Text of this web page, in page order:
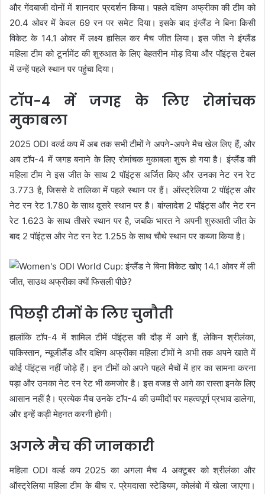
और गेंदबाजी दोनों में शानदार प्रदर्शन किया। पहले दक्षिण अफ्रीका की टीम को
20.4 ओवर में केवल 69 रन पर समेट दिया। इसके बाद इंग्लैंड ने बिना किसी
विकेट के 14.1 ओवर में लक्ष्य हासिल कर मैच जीत लिया। इस जीत ने इंग्लैंड
महिला टीम को टूर्नामेंट की शुरुआत के लिए बेहतरीन मोड़ दिया और पॉइंट्स टेबल
में उन्हें पहले स्थान पर पहुंचा दिया।
टॉप-4 में जगह के लिए रोमांचक
मुकाबला
2025 ODI वर्ल्ड कप में अब तक सभी टीमों ने अपने-अपने मैच खेल लिए हैं, और
अब टॉप-4 में जगह बनाने के लिए रोमांचक मुकाबला शुरू हो गया है। इंग्लैंड की
महिला टीम ने इस जीत के साथ 2 पॉइंट्स अर्जित किए और उनका नेट रन रेट
3.773 है, जिससे वे तालिका में पहले स्थान पर हैं। ऑस्ट्रेलिया 2 पॉइंट्स और
नेट रन रेट 1.780 के साथ दूसरे स्थान पर है। बांग्लादेश 2 पॉइंट्स और नेट रन
रेट 1.623 के साथ तीसरे स्थान पर है, जबकि भारत ने अपनी शुरुआती जीत के
बाद 2 पॉइंट्स और नेट रन रेट 1.255 के साथ चौथे स्थान पर कब्जा किया है।
पिछड़ी टीमों के लिए चुनौती
हालांकि टॉप-4 में शामिल टीमें पॉइंट्स की दौड़ में आगे हैं, लेकिन श्रीलंका,
पाकिस्तान, न्यूजीलैंड और दक्षिण अफ्रीका महिला टीमों ने अभी तक अपने खाते में
कोई पॉइंट्स नहीं जोड़े हैं। इन टीमों को अपने पहले मैचों में हार का सामना करना
पड़ा और उनका नेट रन रेट भी कमजोर है। इस वजह से आगे का रास्ता इनके लिए
आसान नहीं है। प्रत्येक मैच उनके टॉप-4 की उम्मीदों पर महत्वपूर्ण प्रभाव डालेगा,
और इन्हें कड़ी मेहनत करनी होगी।
अगले मैच की जानकारी
महिला ODI वर्ल्ड कप 2025 का अगला मैच 4 अक्टूबर को श्रीलंका और
ऑस्ट्रेलिया महिला टीम के बीच र. प्रेमदासा स्टेडियम, कोलंबो में खेला जाएगा।